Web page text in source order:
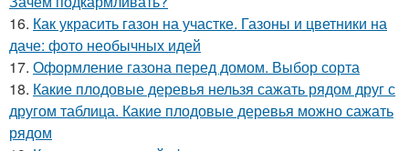
16. Как украсить газон на участке. Газоны и цветники на
даче: фото необычных идей
17. Оформление газона перед домом. Выбор сорта
18. Какие плодовые деревья нельзя сажать рядом друг с
другом таблица. Какие плодовые деревья можно сажать
рядом